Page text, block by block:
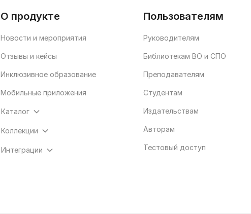
О продукте
Новости и мероприятия
Отзывы и кейсы
Инклюзивное образование
Мобильные приложения
Каталог
Коллекции
Интеграции
Пользователям
Руководителям
Библиотекам ВО и СПО
Преподавателям
Студентам
Издательствам
Авторам
Тестовый доступ